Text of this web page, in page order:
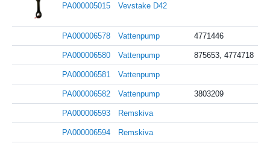
PA000005015 Vevstake D42
PA000006578 Vattenpump 4771446
PA000006580 Vattenpump 875653, 4774718
PA000006581 Vattenpump
PA000006582 Vattenpump 3803209
PA000006593 Remskiva
PA000006594 Remskiva